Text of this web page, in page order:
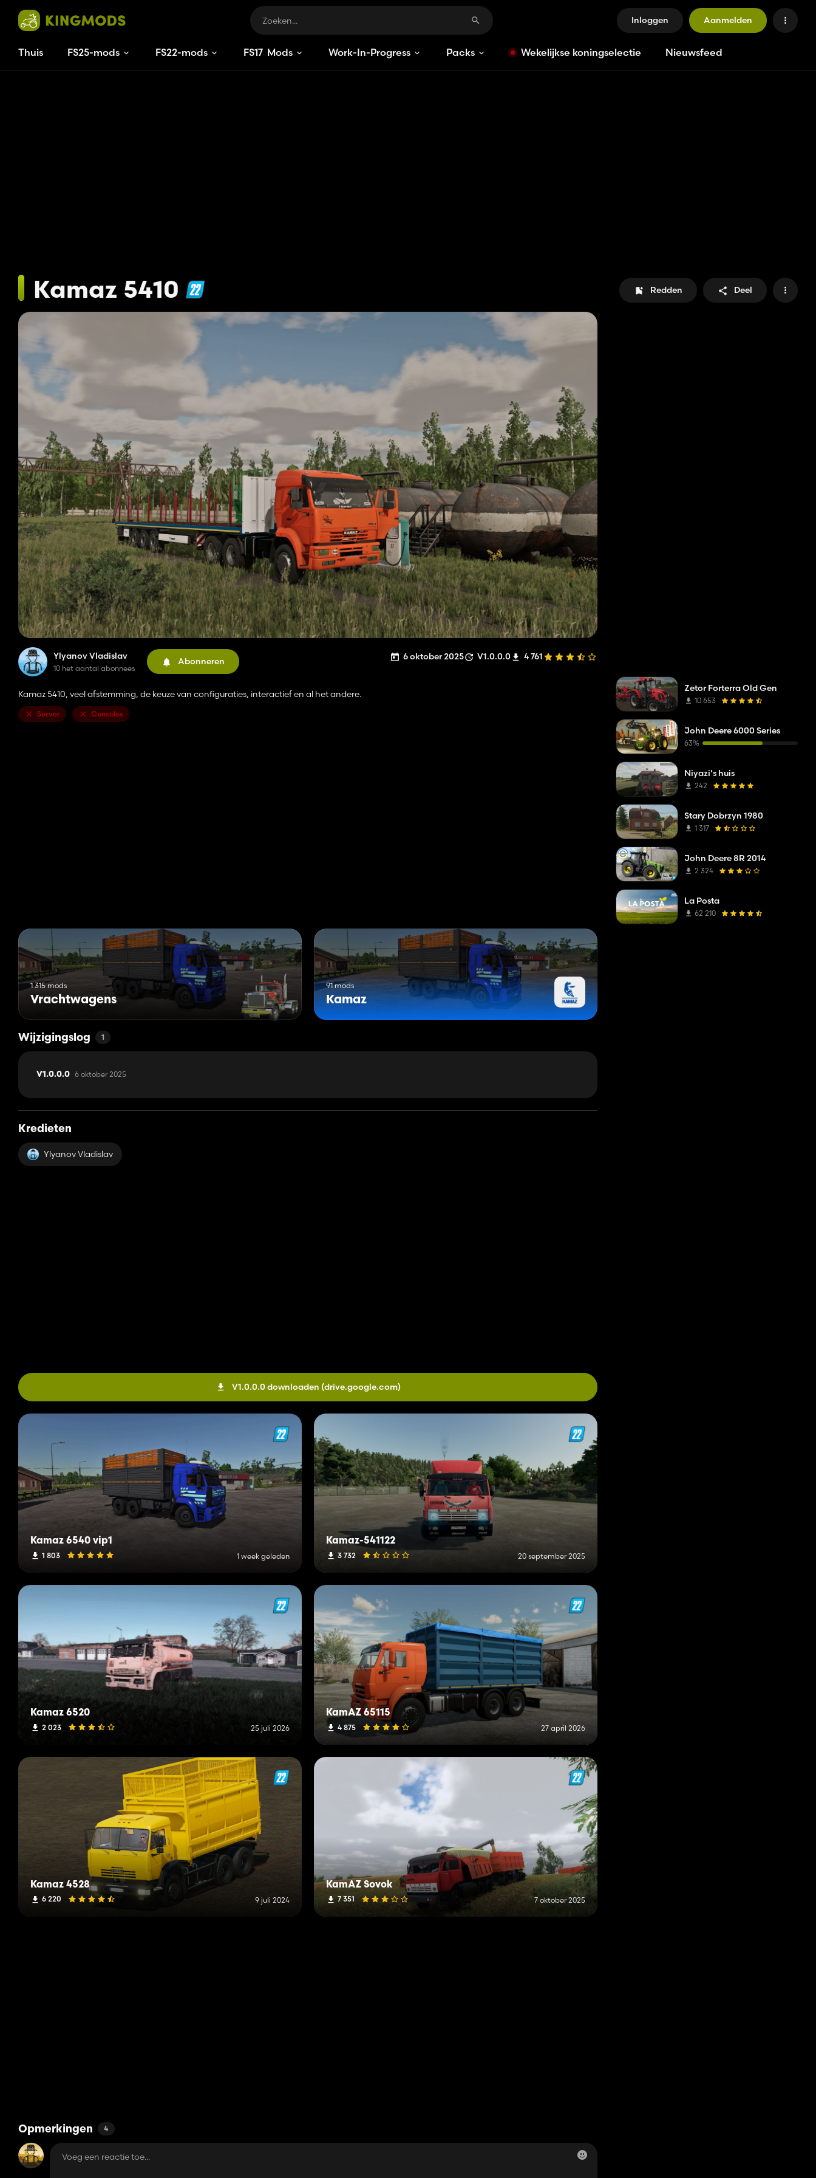
Inloggen Aanmelden
Thuis FS25-mods FS22-mods FS17 Mods Work-In-Progress Packs Wekelijkse koningselectie Nieuwsfeed
Kamaz 5410 Redden Deel
Ylyanov Vladislav
10 het aantal abonnees
Abonneren 6 oktober 2025 V1.0.0.0 4 761
Kamaz 5410, veel afstemming, de keuze van configuraties, interactief en al het andere.
Server Consoles
1 315 mods
Vrachtwagens
91 mods
Kamaz
Wijzigingslog 1
V1.0.0.0 6 oktober 2025
Kredieten
Ylyanov Vladislav
V1.0.0.0 downloaden (drive.google.com)
Kamaz 6540 vip1
1 803 1 week geleden
Kamaz-541122
3 732 20 september 2025
Kamaz 6520
2 023 25 juli 2026
KamAZ 65115
4 875 27 april 2026
Kamaz 4528
6 220 9 juli 2024
KamAZ Sovok
7 351 7 oktober 2025
Opmerkingen 4
Zetor Forterra Old Gen
10 653
John Deere 6000 Series
63%
Niyazi's huis
242
Stary Dobrzyn 1980
1 317
John Deere 8R 2014
2 324
La Posta
62 210